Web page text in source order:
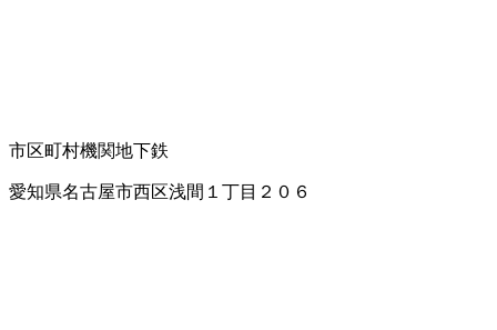
市区町村機関地下鉄
愛知県名古屋市西区浅間１丁目２０６